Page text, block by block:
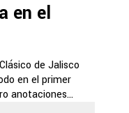
en el
de Jalisco
en el primer
anotaciones...